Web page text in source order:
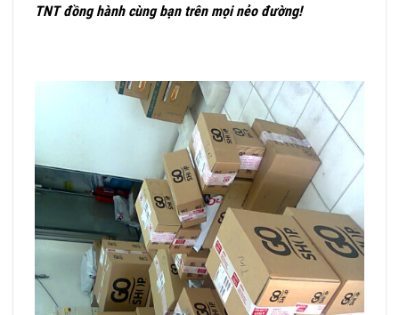
TNT đồng hành cùng bạn trên mọi nẻo đường!